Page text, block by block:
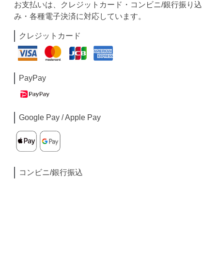
お支払いは、クレジットカード・コンビニ/銀行振り込
み・各種電子決済に対応しています。
クレジットカード
PayPay
Google Pay / Apple Pay
コンビニ/銀行振込